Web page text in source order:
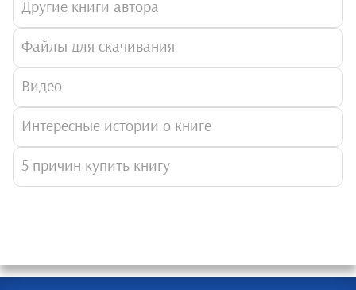
Другие книги автора
Файлы для скачивания
Видео
Интересные истории о книге
5 причин купить книгу